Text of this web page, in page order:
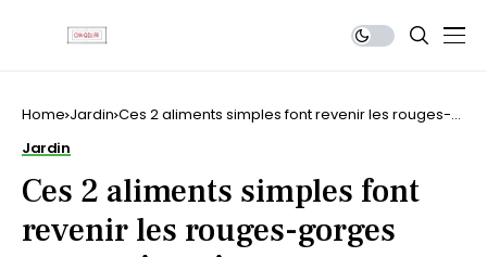
Home Jardin Ces 2 aliments simples font revenir les rouges-
Jardin
Ces 2 aliments simples font
revenir les rouges-gorges